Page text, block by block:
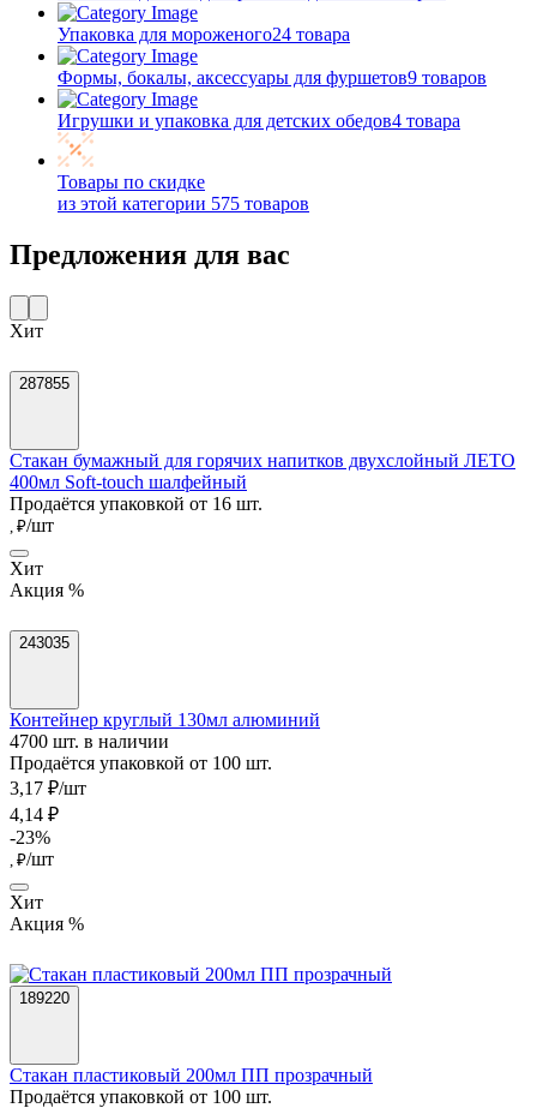
Упаковка для мороженого24 товара
Формы, бокалы, аксессуары для фуршетов9 товаров
Игрушки и упаковка для детских обедов4 товара
Товары по скидке
из этой категории 575 товаров
Предложения для вас
Хит
287855
Стакан бумажный для горячих напитков двухслойный ЛЕТО
400мл Soft-touch шалфейный
Продаётся упаковкой от 16 шт.
, ₽/шт
Хит
Акция %
243035
Контейнер круглый 130мл алюминий
4700 шт. в наличии
Продаётся упаковкой от 100 шт.
3,17 ₽/шт
4,14 ₽
-23%
, ₽/шт
Хит
Акция %
189220
Стакан пластиковый 200мл ПП прозрачный
Продаётся упаковкой от 100 шт.